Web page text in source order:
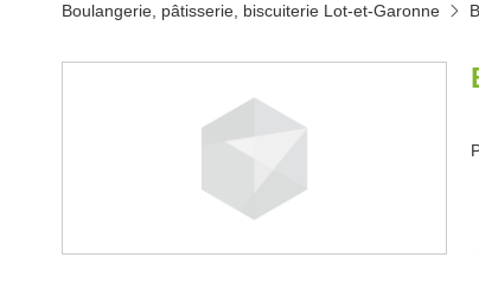
Boulangerie, pâtisserie, biscuiterie Lot-et-Garonne